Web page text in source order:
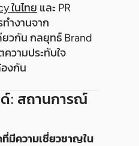
ในไทย และ PR
ำงานจาก
วกัน กลยุทธ์ Brand
วามประทับใจ
งกัน
: สถานการณ์
มีความเชี่ยวชาญใน